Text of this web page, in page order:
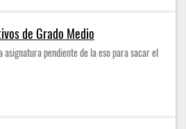
de Grado Medio
asignatura pendiente de la eso para sacar el